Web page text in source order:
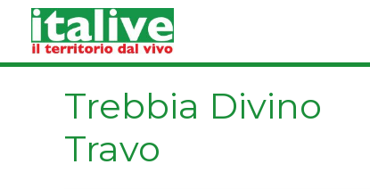
contenuto
Trebbia Divino
Travo